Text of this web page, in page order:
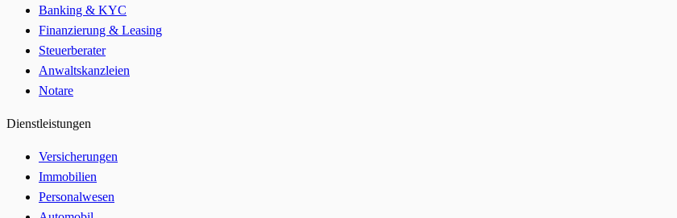
Banking & KYC
Finanzierung & Leasing
Steuerberater
Anwaltskanzleien
Notare
Dienstleistungen
Versicherungen
Immobilien
Personalwesen